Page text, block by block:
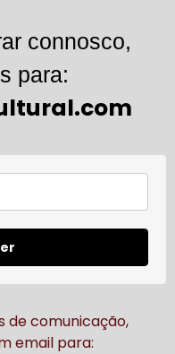
connosco,
para:
de comunicação,
email para: